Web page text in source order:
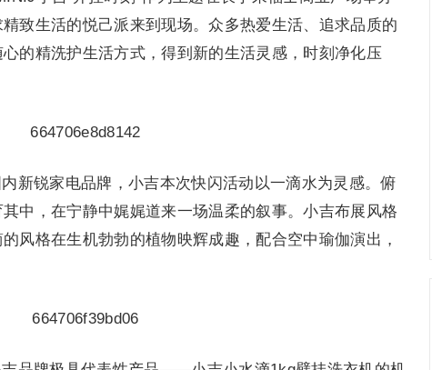
致生活的悦己派来到现场。众多热爱生活、追求品质的
的精洗护生活方式，得到新的生活灵感，时刻净化压
新锐家电品牌，小吉本次快闪活动以一滴水为灵感。俯
中，在宁静中娓娓道来一场温柔的叙事。小吉布展风格
风格在生机勃勃的植物映辉成趣，配合空中瑜伽演出，